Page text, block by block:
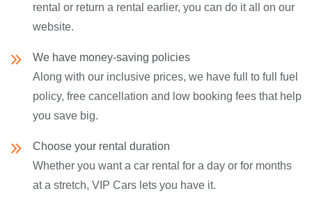
rental or return a rental earlier, you can do it all on our
website.
We have money-saving policies
Along with our inclusive prices, we have full to full fuel
policy, free cancellation and low booking fees that help
you save big.
Choose your rental duration
Whether you want a car rental for a day or for months
at a stretch, VIP Cars lets you have it.